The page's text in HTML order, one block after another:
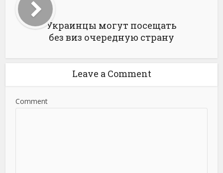
Украинцы могут посещать
без виз очередную страну
Leave a Comment
Comment